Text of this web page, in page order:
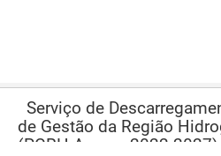
Serviço de
de Gestão da Região
(PGRH-Açores 2022-2027)